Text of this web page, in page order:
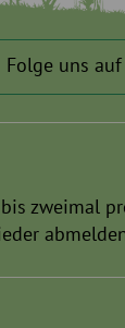
Folge uns auf
zweimal